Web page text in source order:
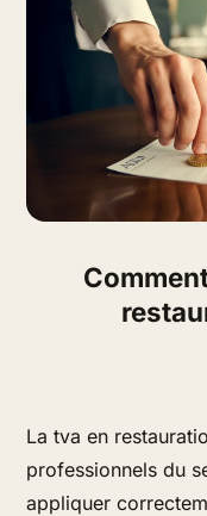
La tva en
professionnels du
appliquer